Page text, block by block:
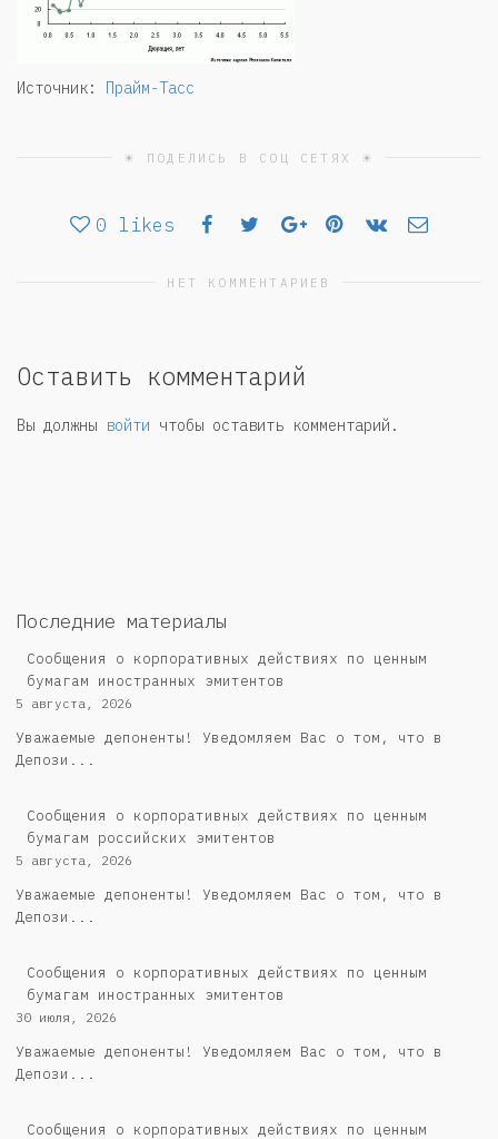
Источник: Прайм-Тасс
☀ ПОДЕЛИСЬ В СОЦ СЕТЯХ ☀
0 likes
НЕТ КОММЕНТАРИЕВ
Оставить комментарий
Вы должны войти чтобы оставить комментарий.
Последние материалы
Сообщения о корпоративных действиях по ценным
бумагам иностранных эмитентов
5 августа, 2026
Уважаемые депоненты! Уведомляем Вас о том, что в
Депози...
Cообщения о корпоративных действиях по ценным
бумагам российских эмитентов
5 августа, 2026
Уважаемые депоненты! Уведомляем Вас о том, что в
Депози...
Сообщения о корпоративных действиях по ценным
бумагам иностранных эмитентов
30 июля, 2026
Уважаемые депоненты! Уведомляем Вас о том, что в
Депози...
Cообщения о корпоративных действиях по ценным